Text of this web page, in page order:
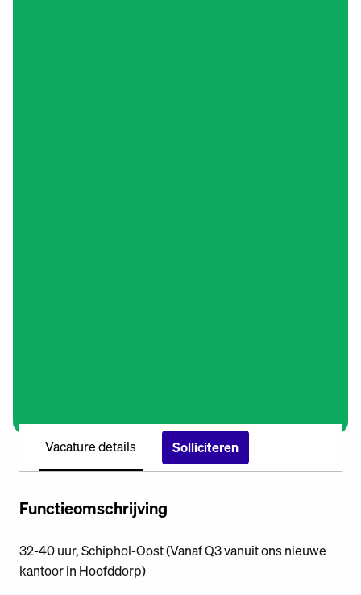
Vacature details Solliciteren
Functieomschrijving
32-40 uur, Schiphol-Oost (Vanaf Q3 vanuit ons nieuwe
kantoor in Hoofddorp)